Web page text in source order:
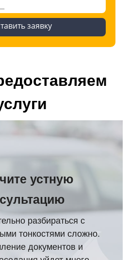
заявку
устную
разбираться с
тонкостями сложно.
документов и